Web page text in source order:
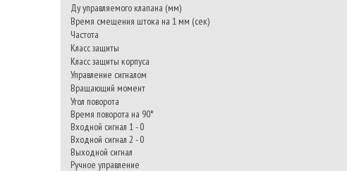
Ду управляемого клапана (мм)
Время смещения штока на 1 мм (сек)
Частота
Класс защиты
Класс защиты корпуса
Управление сигналом
Вращающий момент
Угол поворота
Время поворота на 90°
Входной сигнал 1 - 0
Входной сигнал 2 - 0
Выходной сигнал
Ручное управление